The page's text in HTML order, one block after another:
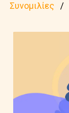
Συνομιλίες